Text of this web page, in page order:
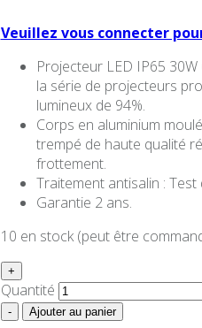
Veuillez vous connecter
Projecteur LED IP65
la série de projecteurs
lumineux de 94%.
Corps en aluminium
trempé de haute qualité
frottement.
Traitement antisalin :
Garantie 2 ans.
10 en stock (peut être
+
Quantité
- Ajouter au panier